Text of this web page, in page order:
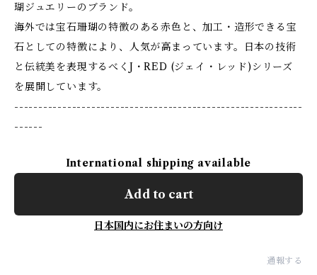
瑚ジュエリーのブランド。
海外では宝石珊瑚の特徴のある赤色と、加工・造形できる宝
石としての特徴により、人気が高まっています。日本の技術
と伝統美を表現するべくJ・RED (ジェイ・レッド)シリーズ
を展開しています。
------------------------------------------------------------
------
International shipping available
Add to cart
日本国内にお住まいの方向け
通報する